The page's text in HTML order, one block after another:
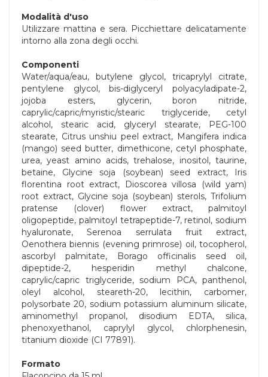
Modalità d'uso
Utilizzare mattina e sera. Picchiettare delicatamente
intorno alla zona degli occhi.
Componenti
Water/aqua/eau, butylene glycol, tricaprylyl citrate,
pentylene glycol, bis-diglyceryl polyacyladipate-2,
jojoba esters, glycerin, boron nitride,
caprylic/capric/myristic/stearic triglyceride, cetyl
alcohol, stearic acid, glyceryl stearate, PEG-100
stearate, Citrus unshiu peel extract, Mangifera indica
(mango) seed butter, dimethicone, cetyl phosphate,
urea, yeast amino acids, trehalose, inositol, taurine,
betaine, Glycine soja (soybean) seed extract, Iris
florentina root extract, Dioscorea villosa (wild yam)
root extract, Glycine soja (soybean) sterols, Trifolium
pratense (clover) flower extract, palmitoyl
oligopeptide, palmitoyl tetrapeptide-7, retinol, sodium
hyaluronate, Serenoa serrulata fruit extract,
Oenothera biennis (evening primrose) oil, tocopherol,
ascorbyl palmitate, Borago officinalis seed oil,
dipeptide-2, hesperidin methyl chalcone,
caprylic/capric triglyceride, sodium PCA, panthenol,
oleyl alcohol, steareth-20, lecithin, carbomer,
polysorbate 20, sodium potassium aluminum silicate,
aminomethyl propanol, disodium EDTA, silica,
phenoxyethanol, caprylyl glycol, chlorphenesin,
titanium dioxide (CI 77891).
Formato